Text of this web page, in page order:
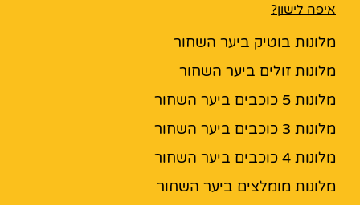
איפה לישון?
מלונות בוטיק ביער השחור
מלונות זולים ביער השחור
מלונות 5 כוכבים ביער השחור
מלונות 3 כוכבים ביער השחור
מלונות 4 כוכבים ביער השחור
מלונות מומלצים ביער השחור